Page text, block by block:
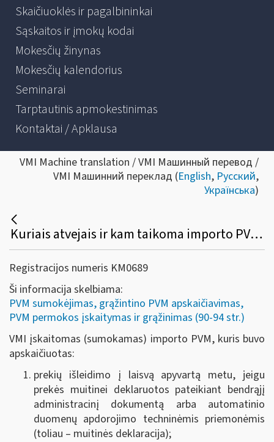
Skaičiuoklės ir pagalbininkai
Sąskaitos ir įmokų kodai
Mokesčių žinynas
Mokesčių kalendorius
Seminarai
Tarptautinis apmokestinimas
Kontaktai / Apklausa
VMI Machine translation / VMI Машинный перевод /
VMI Машинний переклад (English, Русский,
Українська)
Kuriais atvejais ir kam taikoma importo PVM įskaitymo (sumokėjimo) VMI tvarka?
Registracijos numeris KM0689
Ši informacija skelbiama:
PVM sumokėjimas, grąžintino PVM apskaičiavimas,
PVM permokos įskaitymas ir grąžinimas (90-94 str.)
VMI įskaitomas (sumokamas) importo PVM, kuris buvo
apskaičiuotas:
prekių išleidimo į laisvą apyvartą metu, jeigu
prekės muitinei deklaruotos pateikiant bendrąjį
administracinį dokumentą arba automatinio
duomenų apdorojimo techninėmis priemonėmis
(toliau – muitinės deklaracija);